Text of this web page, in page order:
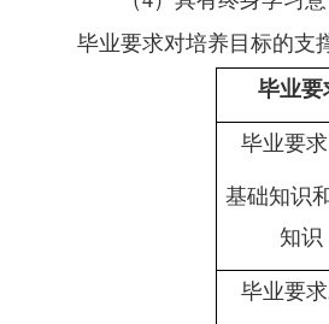
毕业要求对培养目标的支
毕业要
毕业要求
基础知识
知识
毕业要求